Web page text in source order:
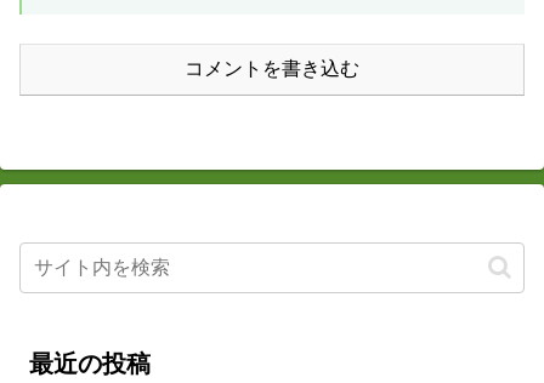
コメントを書き込む
最近の投稿